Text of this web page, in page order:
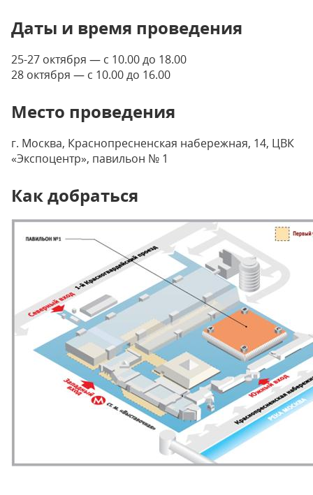
Даты и время проведения
25-27 октября — с 10.00 до 18.00
28 октября — с 10.00 до 16.00
Место проведения
г. Москва, Краснопресненская набережная, 14, ЦВК
«Экспоцентр», павильон № 1
Как добраться